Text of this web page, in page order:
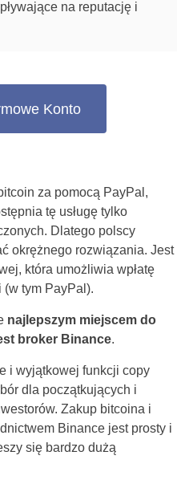
na reputację i
Konto
za pomocą PayPal,
tę usługę tylko
Dlatego polscy
okrężnego rozwiązania. Jest
która umożliwia wpłatę
(w tym PayPal).
najlepszym miejscem do
broker Binance.
i wyjątkowej funkcji copy
dla początkujących i
Zakup bitcoina i
Binance jest prosty i
się bardzo dużą